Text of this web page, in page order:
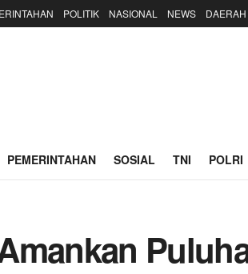
POLITIK NASIONAL NEWS DAERAH
PEMERINTAHAN SOSIAL TNI POLRI